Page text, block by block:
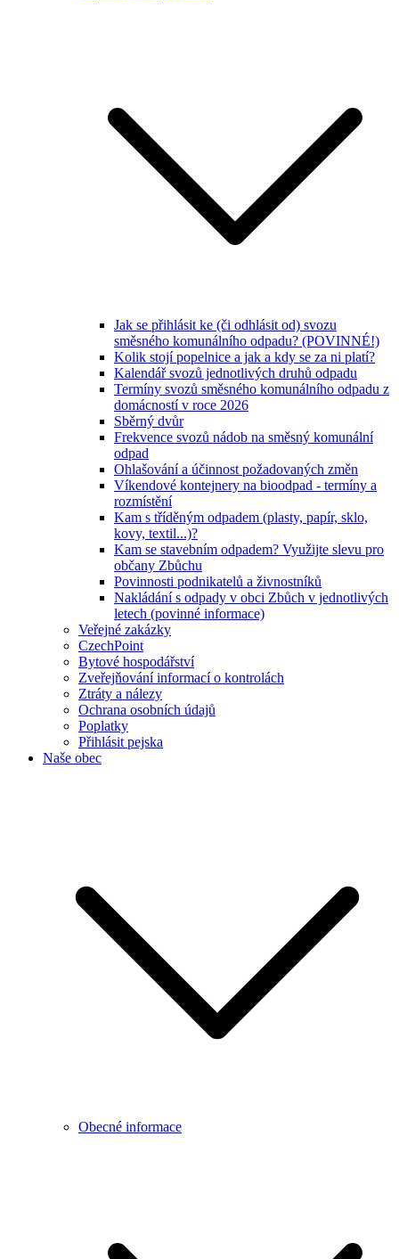
Jak se přihlásit ke (či odhlásit od) svozu
směsného komunálního odpadu? (POVINNÉ!)
Kolik stojí popelnice a jak a kdy se za ni platí?
Kalendář svozů jednotlivých druhů odpadu
Termíny svozů směsného komunálního odpadu z
domácností v roce 2026
Sběrný dvůr
Frekvence svozů nádob na směsný komunální
odpad
Ohlašování a účinnost požadovaných změn
Víkendové kontejnery na bioodpad - termíny a
rozmístění
Kam s tříděným odpadem (plasty, papír, sklo,
kovy, textil...)?
Kam se stavebním odpadem? Využijte slevu pro
občany Zbůchu
Povinnosti podnikatelů a živnostníků
Nakládání s odpady v obci Zbůch v jednotlivých
letech (povinné informace)
Veřejné zakázky
CzechPoint
Bytové hospodářství
Zveřejňování informací o kontrolách
Ztráty a nálezy
Ochrana osobních údajů
Poplatky
Přihlásit pejska
Naše obec
Obecné informace